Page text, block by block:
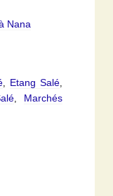
Nana
Etang Salé
, Marchés